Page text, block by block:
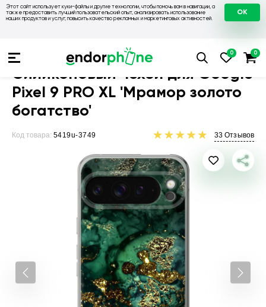
Этот сайт использует куки-файлы и другие технологии, чтобы помочь вам в навигации, а
также предоставить лучший пользовательский опыт, анализировать использование
наших продуктов и услуг, повысить качество рекламных и маркетинговых активностей.
OK
Чехлы на Google Чехол для Google
Силиконовый чехол для Google
Pixel 9 PRO XL 'Мрамор золото
богатство'
Код товара: 5419u-3749 33 Отзывов